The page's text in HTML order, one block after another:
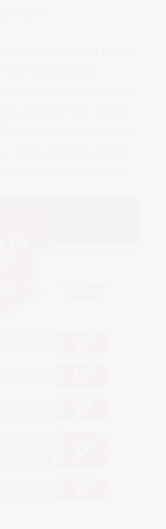
hơn.
thích thức ăn được
nhuận tràng
bạn bị lạm dụng và
hệ tiêu hóa, hệ bài
với sự tự nhiên vốn
(nếu có) thì bạn nên
thì dùng lại sau đó.